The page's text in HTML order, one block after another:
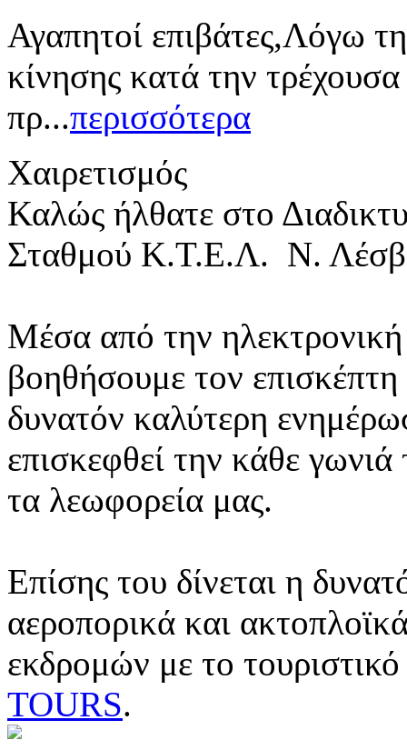
Αγαπητοί επιβάτες,Λόγω
κίνησης κατά την
πρ...περισσότερα
Χαιρετισμός
Καλώς ήλθατε στο
Σταθμού Κ.Τ.Ε.Λ. Ν.
Μέσα από την ηλεκτρονική
βοηθήσουμε τον
δυνατόν καλύτερη
επισκεφθεί την κάθε
τα λεωφορεία μας.
Επίσης του δίνεται η
αεροπορικά και
εκδρομών με το
TOURS.